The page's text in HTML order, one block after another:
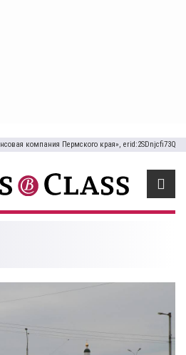
компания Пермского края», erid:2SDnjcfi73Q